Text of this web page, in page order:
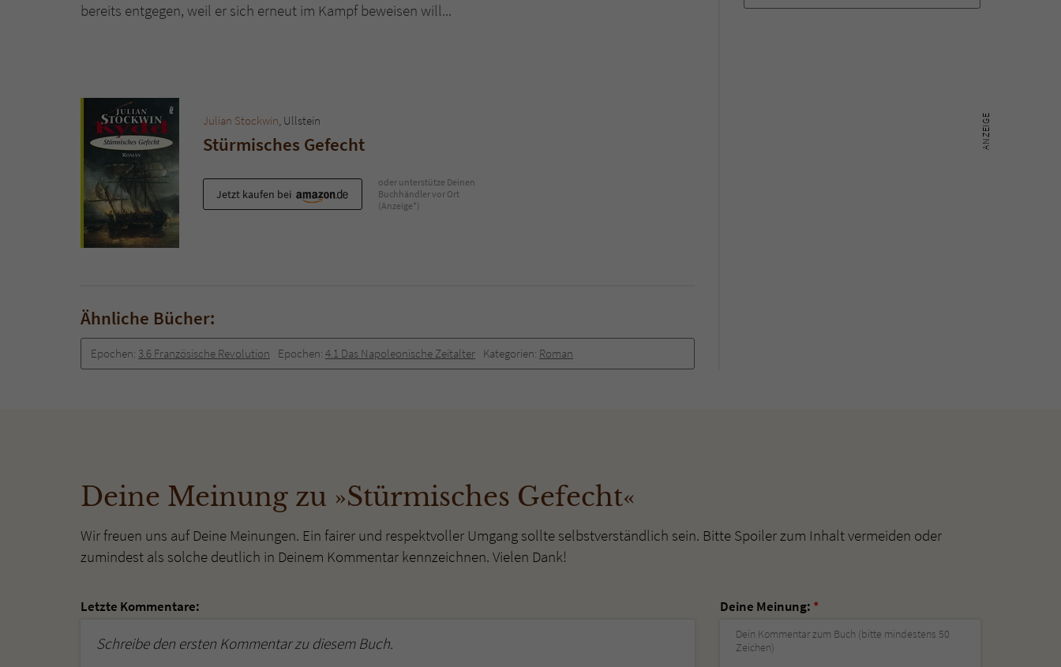
bereits entgegen, weil er sich erneut im Kampf beweisen will...
Julian Stockwin, Ullstein
Stürmisches Gefecht
Jetzt kaufen bei
oder unterstütze Deinen
Buchhändler vor Ort
(Anzeige*)
Ähnliche Bücher:
Epochen: 3.6 Französische Revolution Epochen: 4.1 Das Napoleonische Zeitalter Kategorien: Roman
Deine Meinung zu »Stürmisches Gefecht«
Wir freuen uns auf Deine Meinungen. Ein fairer und respektvoller Umgang sollte selbstverständlich sein. Bitte Spoiler zum Inhalt vermeiden oder
zumindest als solche deutlich in Deinem Kommentar kennzeichnen. Vielen Dank!
Letzte Kommentare:
Schreibe den ersten Kommentar zu diesem Buch.
Deine Meinung: *
Name fe_typo_user
den Sicherheitscode des Kontaktformulars zu
überprüfen.